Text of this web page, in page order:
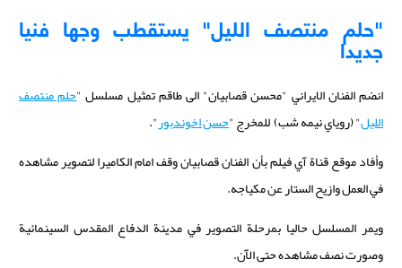
"حلم منتصف الليل" يستقطب وجها فنيا
جديدا
انضم الفنان الايراني "محسن قصابيان" الى طاقم تمثيلمسلسل "حلم منتصف
الليل"(روياي نيمه شب) للمخرج "حسن اخوندبور".
وأفاد موقع قناة آي فيلم بأن الفنان قصابيان وقف امام الكاميرا لتصوير مشاهده
في العمل وازيح الستار عن مكياجه.
ويمر المسلسل حاليا بمرحلة التصوير في مدينة الدفاع المقدس السينمائية
وصورت نصف مشاهده حتى الآن.